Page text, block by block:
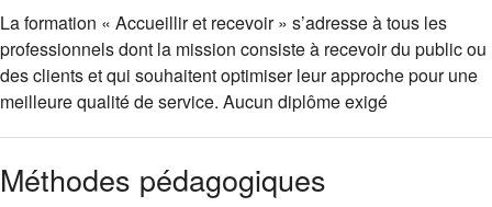
La formation « Accueillir et recevoir » s’adresse à tous les
professionnels dont la mission consiste à recevoir du public ou
des clients et qui souhaitent optimiser leur approche pour une
meilleure qualité de service. Aucun diplôme exigé
Méthodes pédagogiques